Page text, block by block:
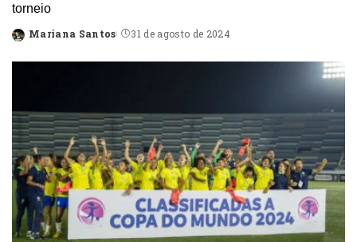
torneio
Posted
Mariana Santos 31 de agosto de 2024